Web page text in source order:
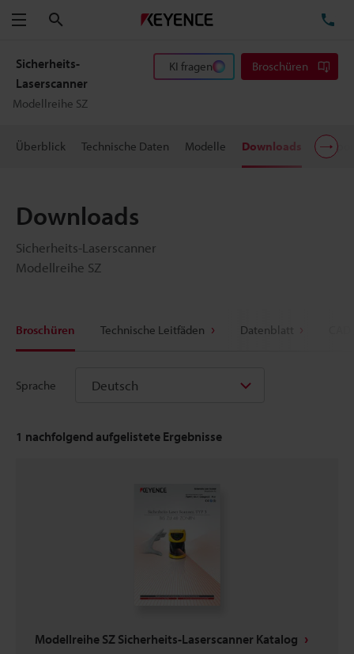
Menü
Sicherheits-
Laserscanner
Modellreihe SZ
KI fragen Broschüren
Überblick Technische Daten Modelle Downloads
Downloads
Sicherheits-Laserscanner
Modellreihe SZ
Broschüren Technische Leitfäden Datenblatt
Sprache Deutsch
1 nachfolgend aufgelistete Ergebnisse
Modellreihe SZ Sicherheits-Laserscanner Katalog